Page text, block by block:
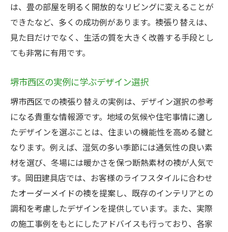
は、畳の部屋を明るく開放的なリビングに変えることが
できたなど、多くの成功例があります。襖張り替えは、
見た目だけでなく、生活の質を大きく改善する手段とし
ても非常に有用です。
堺市西区の実例に学ぶデザイン選択
堺市西区での襖張り替えの実例は、デザイン選択の参考
になる貴重な情報源です。地域の気候や住宅事情に適し
たデザインを選ぶことは、住まいの機能性を高める鍵と
なります。例えば、湿気の多い季節には通気性の良い素
材を選び、冬場には暖かさを保つ断熱素材の襖が人気で
す。岡田建具店では、お客様のライフスタイルに合わせ
たオーダーメイドの襖を提案し、既存のインテリアとの
調和を考慮したデザインを提供しています。また、実際
の施工事例をもとにしたアドバイスも行っており、各家